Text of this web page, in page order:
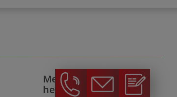
Melden Sie sich, wir
helfen gerne!